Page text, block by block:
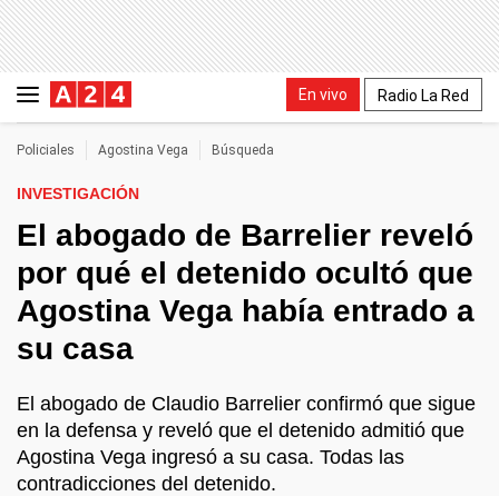
En vivo Radio La Red
Policiales Agostina Vega Búsqueda
INVESTIGACIÓN
El abogado de Barrelier reveló
por qué el detenido ocultó que
Agostina Vega había entrado a
su casa
El abogado de Claudio Barrelier confirmó que sigue
en la defensa y reveló que el detenido admitió que
Agostina Vega ingresó a su casa. Todas las
contradicciones del detenido.